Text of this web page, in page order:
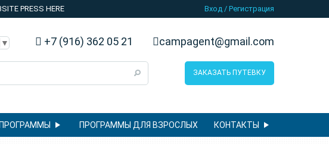
PRESS HERE Вход / Регистрация
▼ +7 (916) 362 05 21 campagent@gmail.com
ЗАКАЗАТЬ ПУТЕВКУ
ПРОГРАММЫ ДЛЯ ВЗРОСЛЫХ КОНТАКТЫ